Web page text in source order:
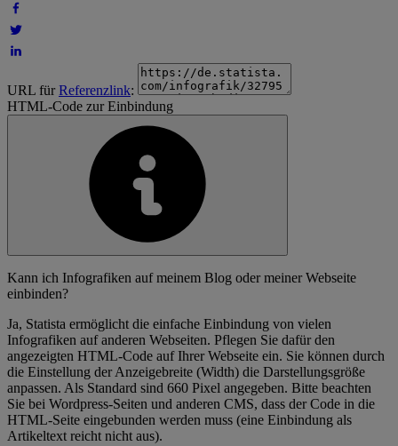
URL fürReferenzlink:
HTML-Code zur Einbindung
Kann ich Infografiken auf meinem Blog oder meiner Webseite
einbinden?
Ja, Statista ermöglicht die einfache Einbindung von vielen
Infografiken auf anderen Webseiten. Pflegen Sie dafür den
angezeigten HTML-Code auf Ihrer Webseite ein. Sie können durch
die Einstellung der Anzeigebreite (Width) die Darstellungsgröße
anpassen. Als Standard sind 660 Pixel angegeben. Bitte beachten
Sie bei Wordpress-Seiten und anderen CMS, dass der Code in die
HTML-Seite eingebunden werden muss (eine Einbindung als
Artikeltext reicht nicht aus).